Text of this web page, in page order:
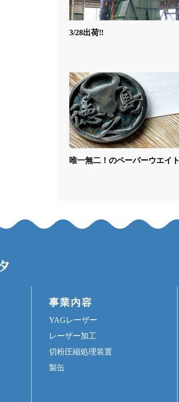
3/28出荷‼
唯一無二！のペーパーウエイト
事業内容
YAGレーザー
レーザー加工
切粉圧縮処理装置
製缶